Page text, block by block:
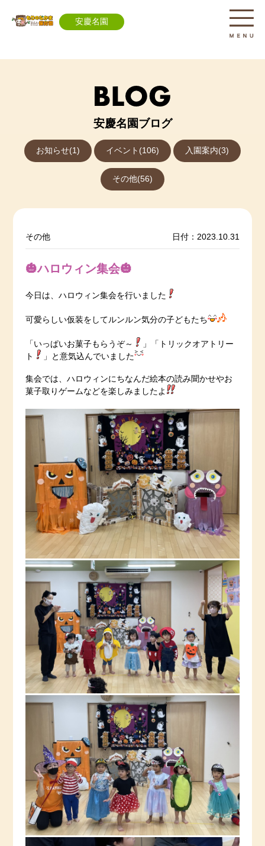
安慶名園
安慶名園ブログ
お知らせ(1) イベント(106) 入園案内(3)
その他(56)
その他 日付：2023.10.31
🎃ハロウィン集会🎃
今日は、ハロウィン集会を行いました
可愛らしい仮装をしてルンルン気分の子どもたち
「いっぱいお菓子もらうぞ～
」「トリックオアトリー
ト
」と意気込んでいました
集会では、ハロウィンにちなんだ絵本の読み聞かせやお
菓子取りゲームなどを楽しみましたよ